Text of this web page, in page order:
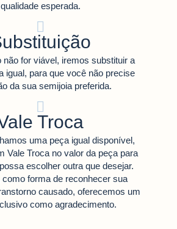
qualidade esperada.
não for viável, iremos substituir a
igual, para que você não precise
da sua semijoia preferida.
Troca
uma peça igual disponível,
Vale Troca no valor da peça para
escolher outra que desejar.
forma de reconhecer sua
causado, oferecemos um
como agradecimento.